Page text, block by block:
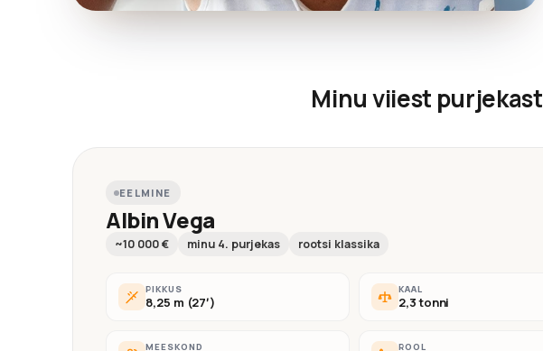
Minu viiest purjekast
EELMINE
Albin Vega
~10 000 € minu 4. purjekas rootsi klassika
PIKKUS
8,25 m (27′)
KAAL
2,3 tonni
MEESKOND ROOL